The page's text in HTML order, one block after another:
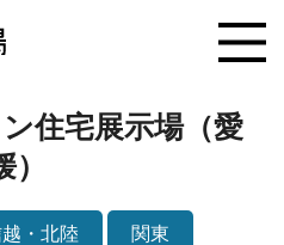
住宅展示場（愛
）
・北陸 関東